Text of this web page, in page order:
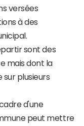
versées
à des
sont des
mais dont la
plusieurs
d'une
peut mettre